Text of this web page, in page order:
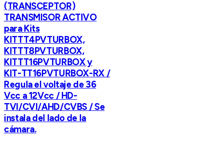
(TRANSCEPTOR)
TRANSMISOR ACTIVO
para Kits
KITTT4PVTURBOX,
KITTT8PVTURBOX,
KITTT16PVTURBOX y
KIT-TT16PVTURBOX-RX /
Regula el voltaje de 36
Vcc a 12Vcc / HD-
TVI/CVI/AHD/CVBS / Se
instala del lado de la
cámara.